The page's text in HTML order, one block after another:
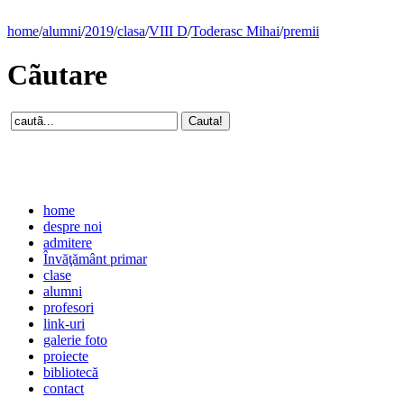
home/alumni/2019/clasa/VIII D/Toderasc Mihai/premii
Cãutare
home
despre noi
admitere
Învăţământ primar
clase
alumni
profesori
link-uri
galerie foto
proiecte
bibliotecă
contact